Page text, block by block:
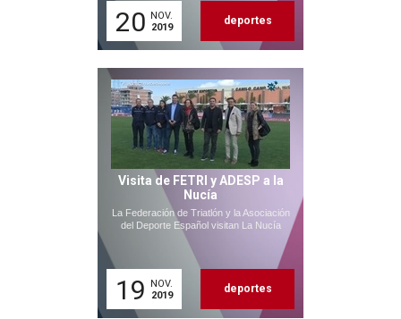
20 NOV.
2019
deportes
Visita de FETRI y ADESP a la
Nucía
La Federación de Triatlón y la Asociación
del Deporte Español visitan La Nucía
19
NOV.
2019
deportes